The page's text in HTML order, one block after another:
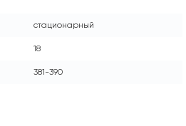
стационарный
18
381-390